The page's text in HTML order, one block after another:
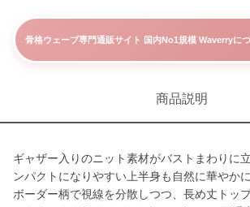
骨格ウェーブ専門通販サイト 国内No1規模 Waverryに
商品説明
ギャザー入りのニット素材がバストまわりに
ンパクトになりやすい上半身も自然に華やか
ボーダー柄で視線を分散しつつ、長め丈トッ